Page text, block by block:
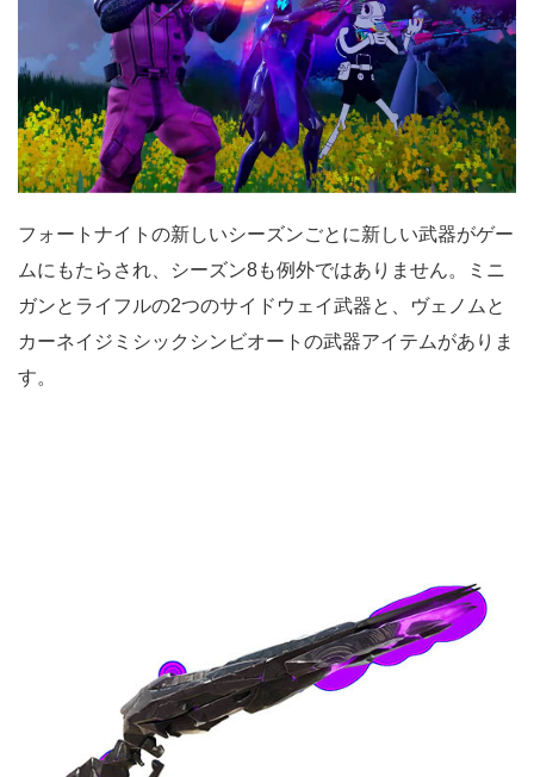
フォートナイトの新しいシーズンごとに新しい武器がゲー
ムにもたらされ、シーズン8も例外ではありません。ミニ
ガンとライフルの2つのサイドウェイ武器と、ヴェノムと
カーネイジミシックシンビオートの武器アイテムがありま
す。